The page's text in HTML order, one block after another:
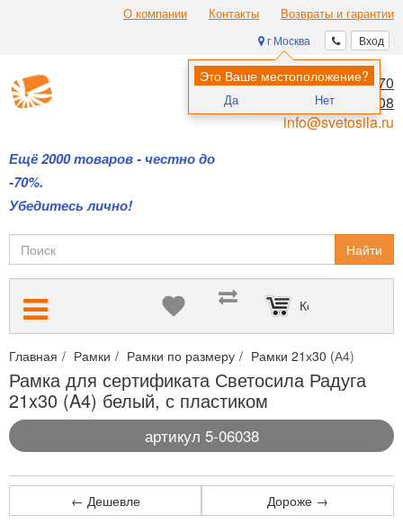
О компании Контакты Возвраты и гарантии
Вход
г Москва
Это Ваше местоположение?
Да Нет
Ещё 2000 товаров - честно до
-70%.
Убедитесь лично!
8 (495) 970-00-70
8 (800) 700-11-08
info@svetosila.ru
Найти
Корзина пуста
Главная Рамки Рамки по размеру Рамки 21х30 (А4)
Рамка для сертификата Светосила Радуга
21x30 (A4) белый, с пластиком
артикул 5-06038
← Дешевле Дороже →